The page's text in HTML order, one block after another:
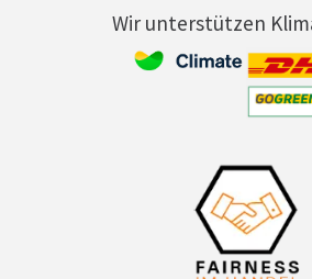
Wir unterstützen